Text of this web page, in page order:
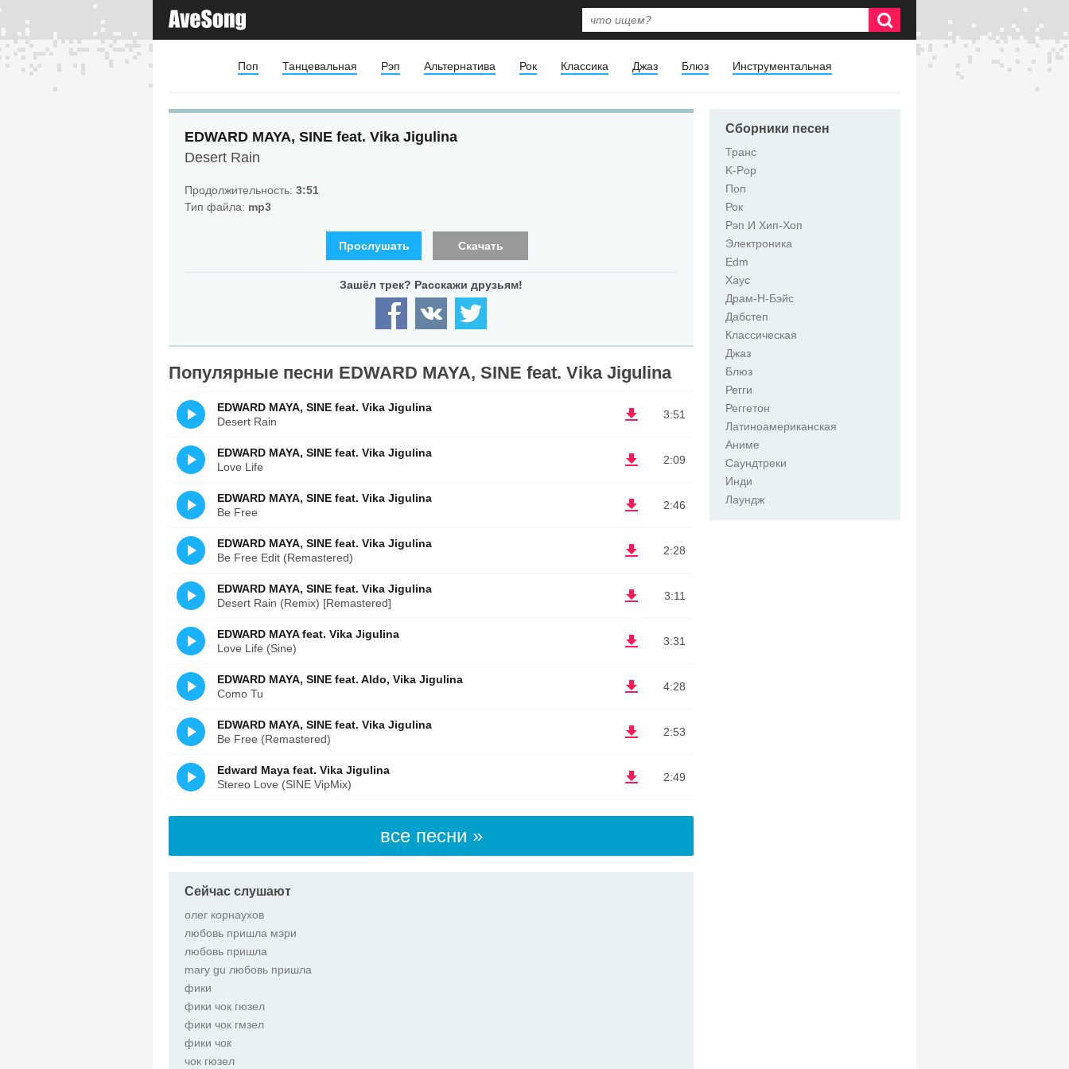
Поп Танцевальная Рэп Альтернатива Рок Классика Джаз Блюз Инструментальная
EDWARD MAYA, SINE feat. Vika Jigulina
Desert Rain
Продолжительность: 3:51
Тип файла: mp3
Прослушать Скачать
Популярные песни EDWARD MAYA, SINE feat. Vika Jigulina
3:51
EDWARD MAYA, SINE feat. Vika Jigulina
Desert Rain
2:09
EDWARD MAYA, SINE feat. Vika Jigulina
Love Life
2:46
EDWARD MAYA, SINE feat. Vika Jigulina
Be Free
2:28
EDWARD MAYA, SINE feat. Vika Jigulina
Be Free Edit (Remastered)
3:11
EDWARD MAYA, SINE feat. Vika Jigulina
Desert Rain (Remix) [Remastered]
3:31
EDWARD MAYA feat. Vika Jigulina
Love Life (Sine)
4:28
EDWARD MAYA, SINE feat. Aldo, Vika Jigulina
Como Tu
2:53
EDWARD MAYA, SINE feat. Vika Jigulina
Be Free (Remastered)
2:49
Edward Maya feat. Vika Jigulina
Stereo Love (SINE VipMix)
все песни »
Сейчас слушают
олег корнаухов
любовь пришла мэри
любовь пришла
mary gu любовь пришла
фики
фики чок гюзел
фики чок гмзел
фики чок
чок гюзел
Сборники песен
Транс
K-Pop
Поп
Рок
Рэп И Хип-Хоп
Электроника
Edm
Хаус
Драм-Н-Бэйс
Дабстеп
Классическая
Джаз
Блюз
Регги
Реггетон
Латиноамериканская
Аниме
Саундтреки
Инди
Лаундж